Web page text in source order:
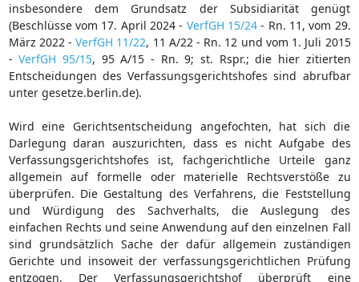
insbesondere dem Grundsatz der Subsidiarität genügt
(Beschlüsse vom 17. April 2024 - VerfGH 15/24- Rn. 11, vom 29.
März 2022 -VerfGH 11/22, 11 A/22 - Rn. 12 und vom 1. Juli 2015
-VerfGH 95/15, 95 A/15 - Rn. 9; st. Rspr.; die hier zitierten
Entscheidungen des Verfassungsgerichtshofes sind abrufbar
unter gesetze.berlin.de).
Wird eine Gerichtsentscheidung angefochten, hat sich die
Darlegung daran auszurichten, dass es nicht Aufgabe des
Verfassungsgerichtshofes ist, fachgerichtliche Urteile ganz
allgemein auf formelle oder materielle Rechtsverstöße zu
überprüfen. Die Gestaltung des Verfahrens, die Feststellung
und Würdigung des Sachverhalts, die Auslegung des
einfachen Rechts und seine Anwendung auf den einzelnen Fall
sind grundsätzlich Sache der dafür allgemein zuständigen
Gerichte und insoweit der verfassungsgerichtlichen Prüfung
entzogen. Der Verfassungsgerichtshof überprüft eine